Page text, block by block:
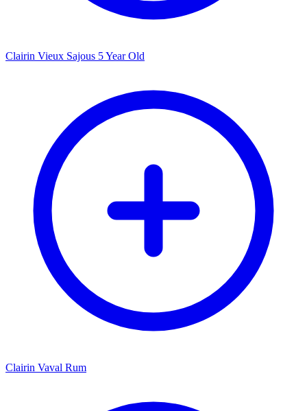
Clairin Vieux Sajous 5 Year Old
Clairin Vaval Rum